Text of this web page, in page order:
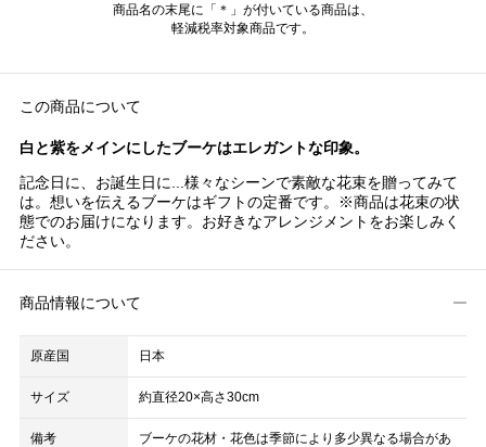
商品名の末尾に「＊」が付いている商品は、
軽減税率対象商品です。
この商品について
白と紫をメインにしたブーケはエレガントな印象。
記念日に、お誕生日に...様々なシーンで素敵な花束を贈ってみて
は。想いを伝えるブーケはギフトの定番です。※商品は花束の状
態でのお届けになります。お好きなアレンジメントをお楽しみく
ださい。
商品情報について
原産国 日本
サイズ 約直径20×高さ30cm
備考
ブーケの花材・花色は季節により多少異なる場合があ